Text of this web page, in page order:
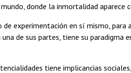
donde la inmortalidad aparece
experimentación en sí mismo,
de sus partes, tiene su paradigma
tiene implicancias